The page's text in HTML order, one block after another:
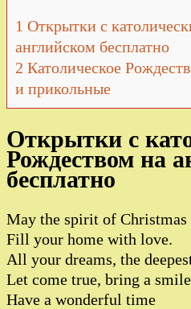
1 Открытки с
английском бесплатно
2 Католическое
и прикольные
Открытки с
Рождеством на
бесплатно
May the spirit of Christmas
Fill your home with love.
All your dreams, the
Let come true, bring a
Have a wonderful time